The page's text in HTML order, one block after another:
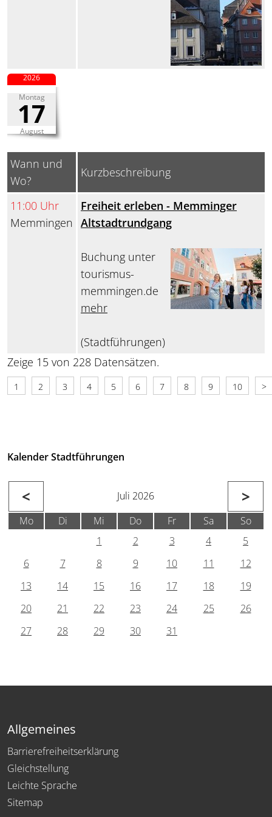
Montag
17
August
2026
Wann und
Wo?
Kurzbeschreibung
11:00 Uhr
Memmingen
Freiheit erleben - Memminger
Altstadtrundgang
Buchung unter
tourismus-
memmingen.de
mehr
(Stadtführungen)
Zeige 15 von 228 Datensätzen.
1 2 3 4 5 6 7 8 9 10 >
Kalender Stadtführungen
< Juli 2026 >
Mo Di Mi Do Fr Sa
So
1
2 3 4
5
6
7 8 9 10 11
12
13
14 15 16 17 18
19
20
21 22 23 24 25
26
27
28 29 30 31
Allgemeines
Barrierefreiheitserklärung
Gleichstellung
Leichte Sprache
Sitemap